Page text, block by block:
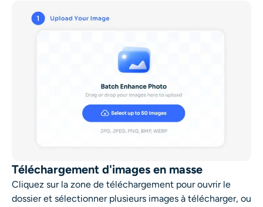
Téléchargement d'images en masse
Cliquez sur la zone de téléchargement pour ouvrir le
dossier et sélectionner plusieurs images à télécharger, ou